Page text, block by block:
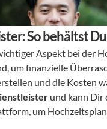
So behältst
Aspekt bei der
um finanzielle
und die Kosten
um